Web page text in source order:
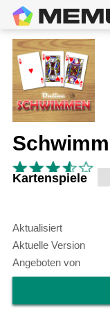
Kartenspiele
Aktualisiert
Aktuelle Version
Angeboten von